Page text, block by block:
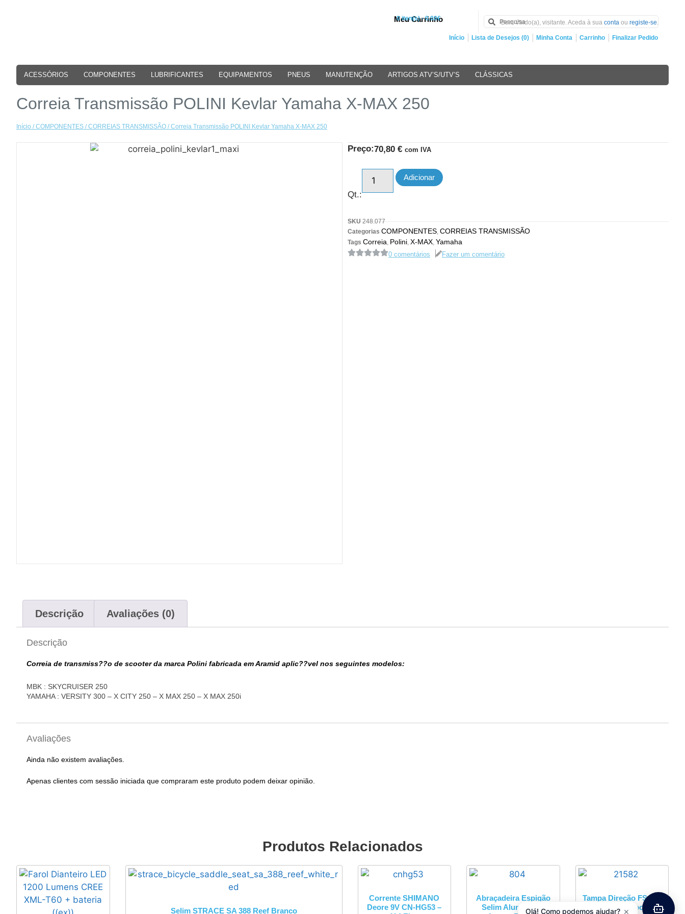
Meu Carrinho
0 iten(s) - 0.00€
Bem Vindo(a), visitante. Aceda à sua conta ou registe-se.
Início Lista de Desejos (0) Minha Conta Carrinho Finalizar Pedido
ACESSÓRIOS COMPONENTES LUBRIFICANTES EQUIPAMENTOS PNEUS MANUTENÇÃO ARTIGOS ATV’S/UTV’S CLÁSSICAS
Correia Transmissão POLINI Kevlar Yamaha X-MAX 250
Início /COMPONENTES /CORREIAS TRANSMISSÃO / Correia Transmissão POLINI Kevlar Yamaha X-MAX 250
Preço:70,80 € com IVA
Qt.:
Adicionar
SKU 248.077
Categorias COMPONENTES CORREIAS TRANSMISSÃO
Tags Correia Polini X-MAX Yamaha
0 comentários Fazer um comentário
Descrição Avaliações (0)
Descrição
Correia de transmiss??o de scooter da marca Polini fabricada em Aramid aplic??vel nos seguintes modelos:
MBK : SKYCRUISER 250
YAMAHA : VERSITY 300 – X CITY 250 – X MAX 250 – X MAX 250i
Avaliações
Ainda não existem avaliações.
Apenas clientes com sessão iniciada que compraram este produto podem deixar opinião.
Produtos Relacionados
Selim STRACE SA 388 Reef Branco
Corrente SHIMANO
Deore 9V CN-HG53 –
Abraçadeira Espigão
Selim Aluminío C/
Tampa Direção FSA 1-
1/8″ Pro Carbono
Olá! Como podemos ajudar? ×